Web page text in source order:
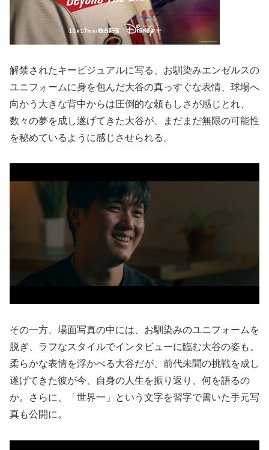
解禁されたキービジュアルに写る、お馴染みエンゼルスの
ユニフォームに身を包んだ大谷の真っすぐな表情、球場へ
向かう大きな背中からは圧倒的な頼もしさが感じとれ、
数々の夢を成し遂げてきた大谷が、まだまだ無限の可能性
を秘めているように感じさせられる。
その一方、場面写真の中には、お馴染みのユニフォームを
脱ぎ、ラフなスタイルでインタビューに臨む大谷の姿も。
柔らかな表情を浮かべる大谷だが、前代未聞の挑戦を成し
遂げてきた彼が今、自身の人生を振り返り、何を語るの
か。さらに、「世界一」という文字を習字で書いた手元写
真も公開に。